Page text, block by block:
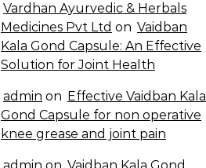
Vardhan Ayurvedic & Herbals
Medicines Pvt Ltd on Vaidban
Kala Gond Capsule: An Effective
Solution for Joint Health
admin on Effective Vaidban Kala
Gond Capsule for non operative
knee grease and joint pain